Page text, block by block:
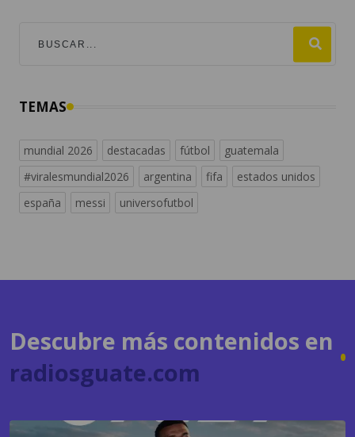
mundial 2026
españa
messi universofutbol
radiosguate.com